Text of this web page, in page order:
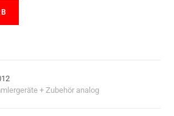
+ Zubehör analog